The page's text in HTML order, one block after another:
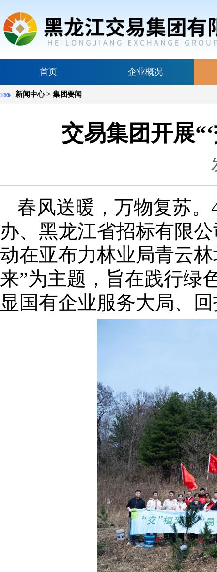
首页 企业概况
新闻中心> 集团要闻
交易集团开展
春风送暖，万物复苏
办、黑龙江省招标有限
动在亚布力林业局青云林
来”为主题，旨在践行绿
显国有企业服务大局、